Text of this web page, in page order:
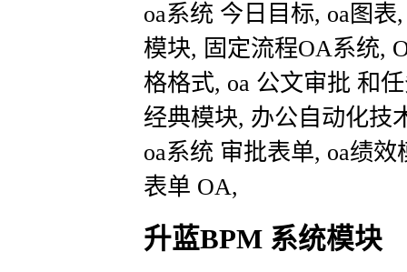
oa系统 今日目标, oa图
模块, 固定流程OA系统,
格格式, oa 公文审批 和
经典模块, 办公自动化技
oa系统 审批表单, oa绩
表单 OA,
升蓝BPM 系统模块